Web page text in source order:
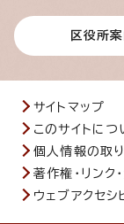
区役所
サイトマップ
このサイトにつ
個人情報の取
著作権・リンク
ウェブアクセ